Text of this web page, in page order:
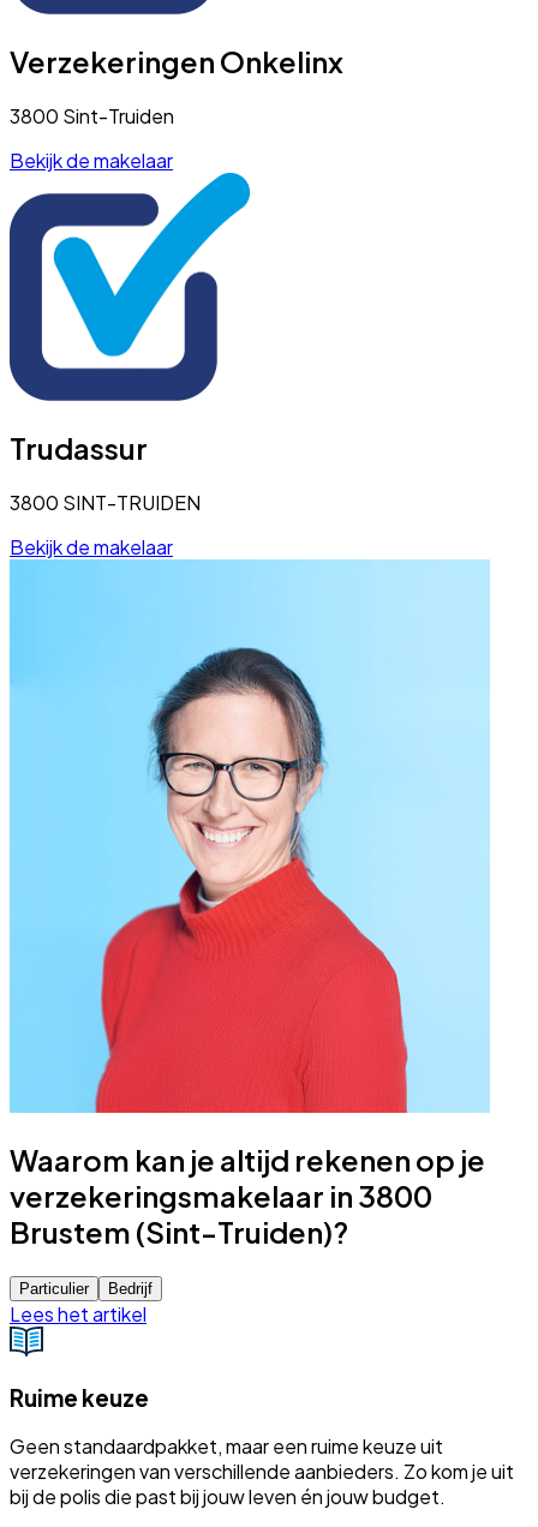
Verzekeringen Onkelinx
3800 Sint-Truiden
Bekijk de makelaar
Trudassur
3800 SINT-TRUIDEN
Bekijk de makelaar
Waarom kan je altijd rekenen op je
verzekeringsmakelaar in 3800
Brustem (Sint-Truiden)?
Particulier Bedrijf
Lees het artikel
Ruime keuze
Geen standaardpakket, maar een ruime keuze uit
verzekeringen van verschillende aanbieders. Zo kom je uit
bij de polis die past bij jouw leven én jouw budget.